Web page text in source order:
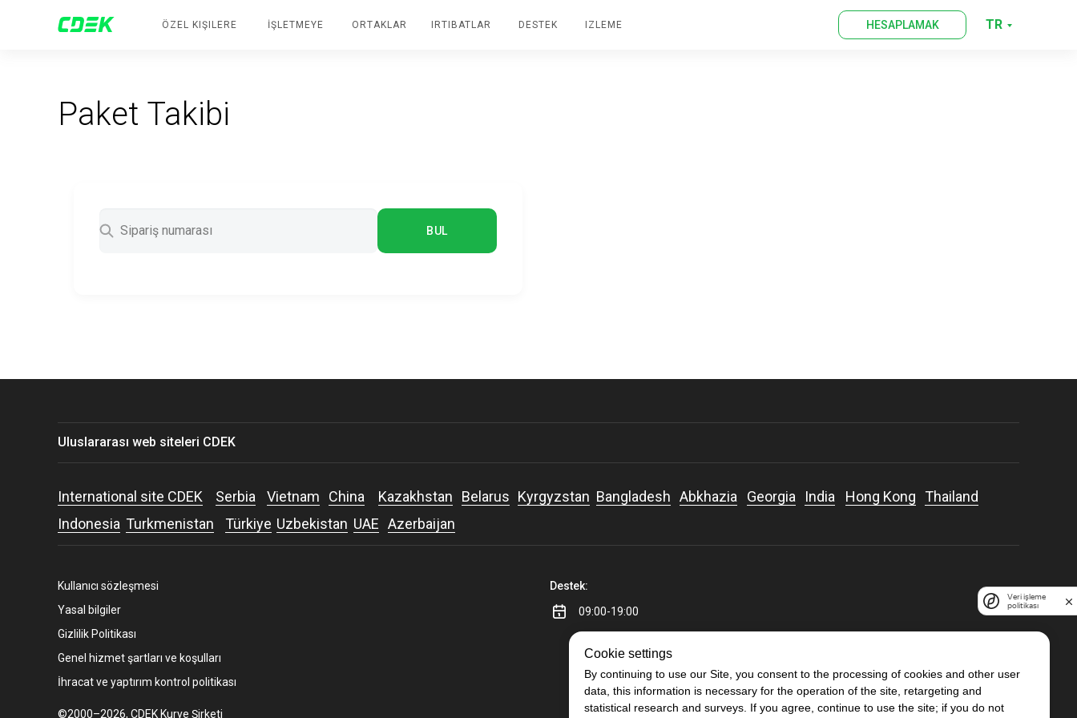
HESAPLAMAK TR
ÖZEL KIŞILERE İŞLETMEYE ORTAKLAR IRTIBATLAR DESTEK IZLEME
Paket Takibi
BUL
Uluslararası web siteleri CDEK
Serbia Vietnam China Kazakhstan Belarus Kyrgyzstan Bangladesh Abkhazia Georgia
International site CDEK India
Hong Kong
Indonesia Turkmenistan Türkiye Uzbekistan UAE Azerbaijan
Thailand
©2000–2026, CDEK Kurye Şirketi
Kullanıcı sözleşmesi
Yasal bilgiler
Gizlilik Politikası
Destek:
09:00-19:00
Genel hizmet şartları ve koşulları
İhracat ve yaptırım kontrol politikası
Cookie settings
By continuing to use our Site, you consent to the processing of cookies and other user
data, this information is necessary for the operation of the site, retargeting and
statistical research and surveys. If you agree, continue to use the site; if you do not
Veri işleme
politikası